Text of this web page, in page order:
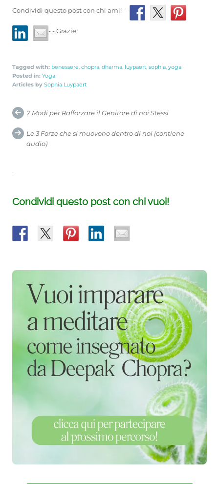
Condividi questo post con chi ami! - -
- - Grazie!
Tagged with: benessere chopra dharma luypaert sophia yoga
Posted in: Yoga
Articles by Sophia Luypaert
Post
navigation
7 Modi per Rafforzare il Genitore di noi Stessi
Le 3 Forze che si muovono dentro di noi (contiene
audio)
.
Condividi questo post con chi vuoi!